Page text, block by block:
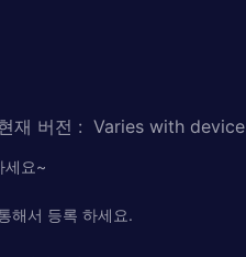
재 버전 : Varies with device
세요~
해서 등록 하세요.